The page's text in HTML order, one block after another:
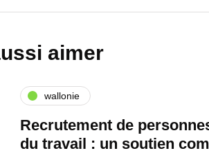
aimer
wallonie
Recrutement de
du travail : un soutien